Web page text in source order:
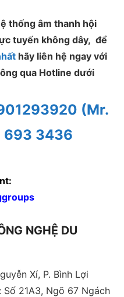
thống âm thanh hội
tuyến không dây, để
hãy liên hệ ngay với
qua Hotline dưới
(Mr.
693 3436
NGHỆ DU
Xí, P. Bình Lợi
Số 21A3, Ngõ 67 Ngách